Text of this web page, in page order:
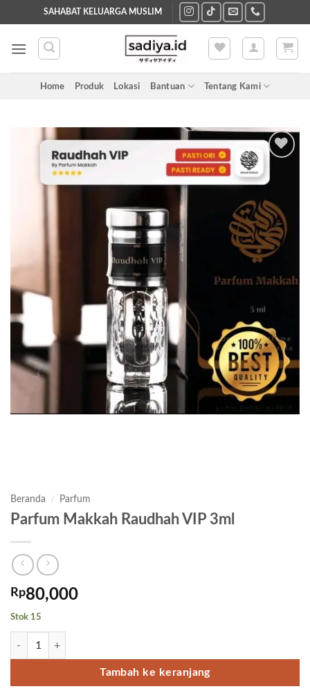
to
content
SAHABAT KELUARGA MUSLIM
Home Produk Lokasi Bantuan Tentang Kami
Add to
wishlist
Beranda / Parfum
Parfum Makkah Raudhah VIP 3ml
Rp80,000
Stok 15
Tambah ke keranjang